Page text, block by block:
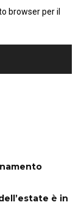
browser per il
è in